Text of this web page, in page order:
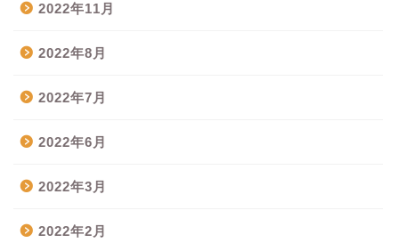
2022年11月
2022年8月
2022年7月
2022年6月
2022年3月
2022年2月